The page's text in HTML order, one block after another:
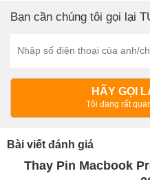
Bạn cần chúng tôi gọi lại
HÃY GỌI
Tôi đang rất
Bài viết đánh giá
Thay Pin Macbook